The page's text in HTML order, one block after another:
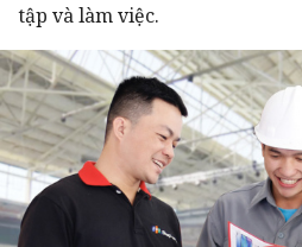
tập và làm việc.